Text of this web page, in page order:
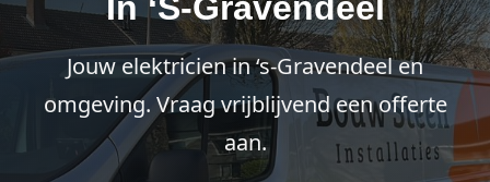
Jouw elektricien in ‘s-Gravendeel en
omgeving. Vraag vrijblijvend een offerte
aan.